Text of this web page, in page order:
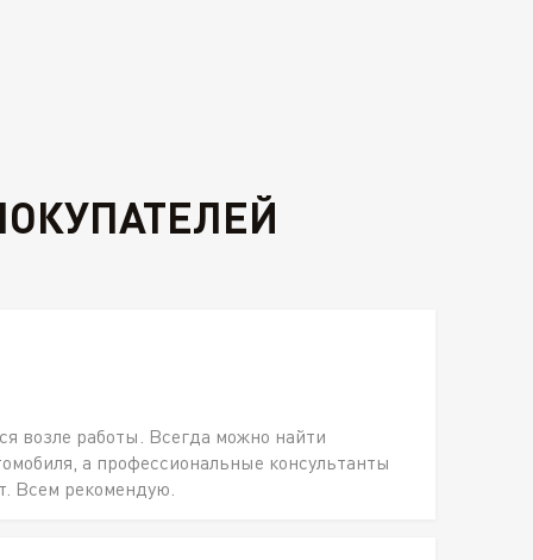
возле работы. Всегда можно найти
а профессиональные консультанты
Всем рекомендую.